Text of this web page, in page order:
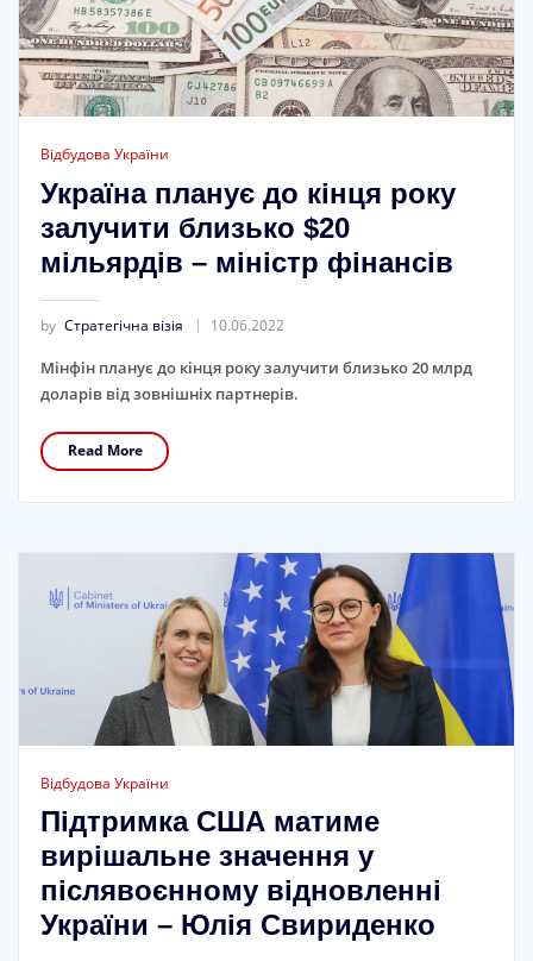
Відбудова України
Україна планує до кінця року
залучити близько $20
мільярдів – міністр фінансів
by Стратегічна візія 10.06.2022
Мінфін планує до кінця року залучити близько 20 млрд
доларів від зовнішніх партнерів.
Read More
Відбудова України
Підтримка США матиме
вирішальне значення у
післявоєнному відновленні
України – Юлія Свириденко